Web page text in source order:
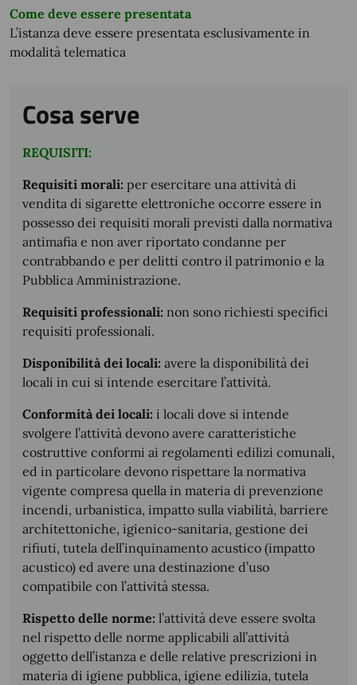
Come deve essere presentata
L’istanza deve essere presentata esclusivamente in
modalità telematica
Cosa serve
REQUISITI:
Requisiti morali: per esercitare una attività di
vendita di sigarette elettroniche occorre essere in
possesso dei requisiti morali previsti dalla normativa
antimafia e non aver riportato condanne per
contrabbando e per delitti contro il patrimonio e la
Pubblica Amministrazione.
Requisiti professionali: non sono richiesti specifici
requisiti professionali.
Disponibilità dei locali: avere la disponibilità dei
locali in cui si intende esercitare l’attività.
Conformità dei locali: i locali dove si intende
svolgere l’attività devono avere caratteristiche
costruttive conformi ai regolamenti edilizi comunali,
ed in particolare devono rispettare la normativa
vigente compresa quella in materia di prevenzione
incendi, urbanistica, impatto sulla viabilità, barriere
architettoniche, igienico-sanitaria, gestione dei
rifiuti, tutela dell’inquinamento acustico (impatto
acustico) ed avere una destinazione d’uso
compatibile con l’attività stessa.
Rispetto delle norme: l’attività deve essere svolta
nel rispetto delle norme applicabili all’attività
oggetto dell’istanza e delle relative prescrizioni in
materia di igiene pubblica, igiene edilizia, tutela